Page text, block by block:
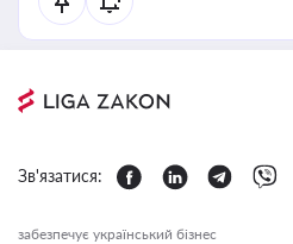
Зв'язатися:
забезпечує український бізнес